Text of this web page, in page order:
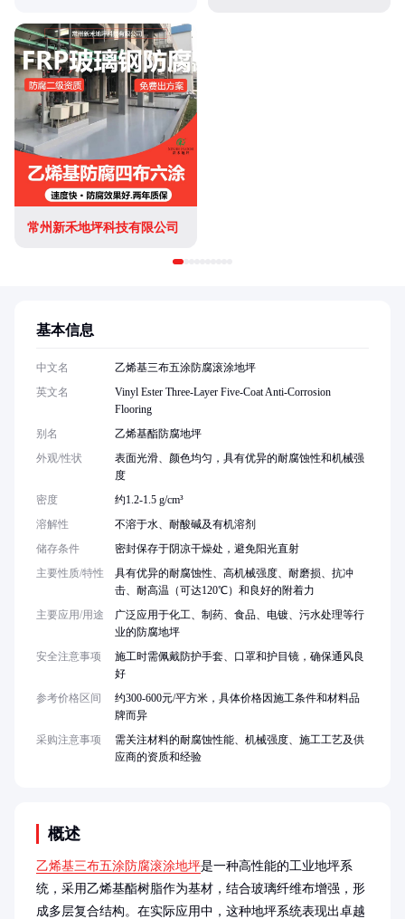
常州新禾地坪科技有限公司
概述
乙烯基三布五涂防腐滚涂地坪是一种高性能的工业地坪系
统，采用乙烯基酯树脂作为基材，结合玻璃纤维布增强，形
成多层复合结构。在实际应用中，这种地坪系统表现出卓越
基本信息
中文名
乙烯基三布五涂防腐滚涂地坪
英文名
Vinyl Ester Three-Layer Five-Coat Anti-Corrosion
Flooring
别名
乙烯基酯防腐地坪
外观/性状
表面光滑、颜色均匀，具有优异的耐腐蚀性和机械强
度
密度
约1.2-1.5 g/cm³
溶解性
不溶于水、耐酸碱及有机溶剂
储存条件
密封保存于阴凉干燥处，避免阳光直射
主要性质/特性
具有优异的耐腐蚀性、高机械强度、耐磨损、抗冲
击、耐高温（可达120℃）和良好的附着力
主要应用/用途
广泛应用于化工、制药、食品、电镀、污水处理等行
业的防腐地坪
安全注意事项
施工时需佩戴防护手套、口罩和护目镜，确保通风良
好
参考价格区间
约300-600元/平方米，具体价格因施工条件和材料品
牌而异
采购注意事项
需关注材料的耐腐蚀性能、机械强度、施工工艺及供
应商的资质和经验